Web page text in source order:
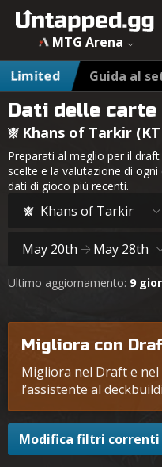
MTG Arena
Limited
Guida al
Dati delle
Khans of Tarkir
Preparati al meglio per il
scelte e la valutazione di
dati di gioco più recenti.
Khans of Tarkir
May 20th May 28th
Ultimo aggiornamento: 9
Migliora con
Migliora nel Draft e
l’assistente al
Modifica filtri correnti